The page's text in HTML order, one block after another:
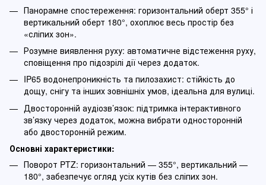
Панорамне спостереження: горизонтальний оберт 355° і
вертикальний оберт 180°, охоплює весь простір без
«сліпих зон».
Розумне виявлення руху: автоматичне відстеження руху,
сповіщення про підозрілі дії через додаток.
IP65 водонепроникність та пилозахист: стійкість до
дощу, снігу та інших зовнішніх умов, ідеальна для вулиці.
Двосторонній аудіозв’язок: підтримка інтерактивного
зв’язку через додаток, можна вибрати односторонній
або двосторонній режим.
Основні характеристики:
Поворот PTZ: горизонтальний — 355°, вертикальний —
180°, забезпечує огляд усіх кутів без сліпих зон.